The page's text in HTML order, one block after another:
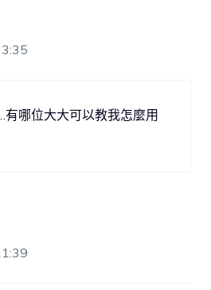
哪位大大可以教我怎麼用